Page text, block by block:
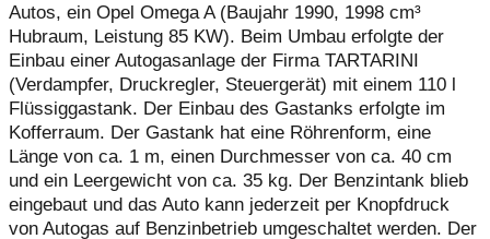
Autos, ein Opel Omega A (Baujahr 1990, 1998 cm³
Hubraum, Leistung 85 KW). Beim Umbau erfolgte der
Einbau einer Autogasanlage der Firma TARTARINI
(Verdampfer, Druckregler, Steuergerät) mit einem 110 l
Flüssiggastank. Der Einbau des Gastanks erfolgte im
Kofferraum. Der Gastank hat eine Röhrenform, eine
Länge von ca. 1 m, einen Durchmesser von ca. 40 cm
und ein Leergewicht von ca. 35 kg. Der Benzintank blieb
eingebaut und das Auto kann jederzeit per Knopfdruck
von Autogas auf Benzinbetrieb umgeschaltet werden. Der